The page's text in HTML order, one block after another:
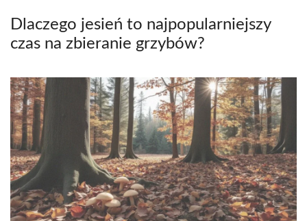
Dlaczego jesień to najpopularniejszy
czas na zbieranie grzybów?